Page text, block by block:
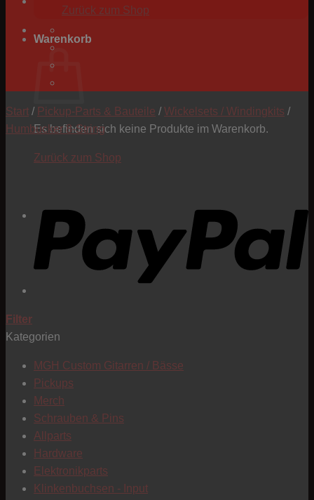
Zurück zum Shop
Warenkorb
Es befinden sich keine Produkte im Warenkorb.
Zurück zum Shop
Start / Pickup-Parts & Bauteile / Wickelsets / Windingkits /
Humbucker 8-String
Filter
Kategorien
MGH Custom Gitarren / Bässe
Pickups
Merch
Schrauben & Pins
Allparts
Hardware
Elektronikparts
Klinkenbuchsen - Input